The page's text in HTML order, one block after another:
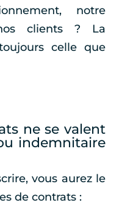
notre
clients ? La
celle que
ne se valent
indemnitaire
vous aurez le
de contrats :